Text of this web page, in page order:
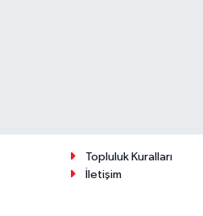
Topluluk Kuralları
İletişim